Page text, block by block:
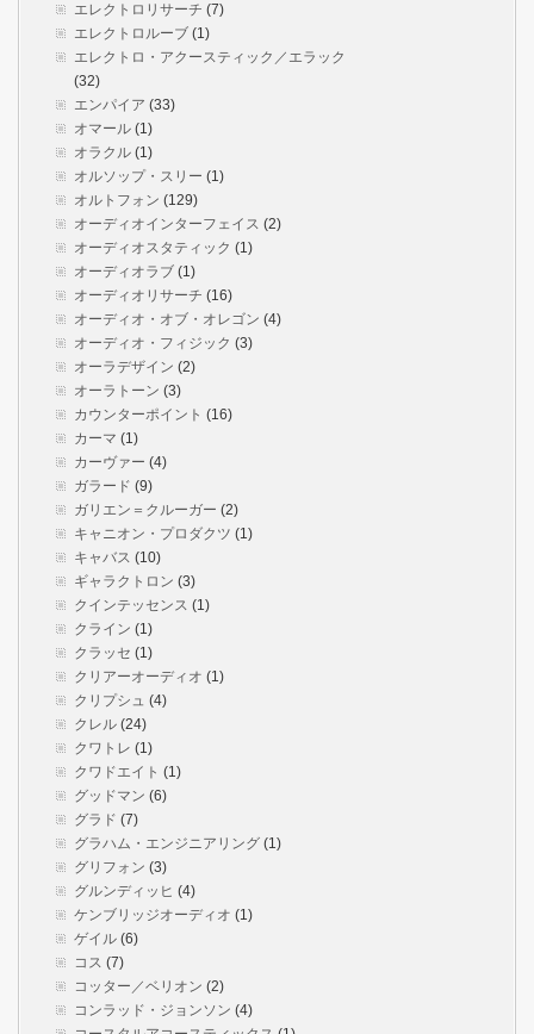
エレクトロリサーチ (7)
エレクトロルーブ (1)
エレクトロ・アクースティック／エラック
(32)
エンパイア (33)
オマール (1)
オラクル (1)
オルソップ・スリー (1)
オルトフォン (129)
オーディオインターフェイス (2)
オーディオスタティック (1)
オーディオラブ (1)
オーディオリサーチ (16)
オーディオ・オブ・オレゴン (4)
オーディオ・フィジック (3)
オーラデザイン (2)
オーラトーン (3)
カウンターポイント (16)
カーマ (1)
カーヴァー (4)
ガラード (9)
ガリエン＝クルーガー (2)
キャニオン・プロダクツ (1)
キャバス (10)
ギャラクトロン (3)
クインテッセンス (1)
クライン (1)
クラッセ (1)
クリアーオーディオ (1)
クリプシュ (4)
クレル (24)
クワトレ (1)
クワドエイト (1)
グッドマン (6)
グラド (7)
グラハム・エンジニアリング (1)
グリフォン (3)
グルンディッヒ (4)
ケンブリッジオーディオ (1)
ゲイル (6)
コス (7)
コッター／ベリオン (2)
コンラッド・ジョンソン (4)